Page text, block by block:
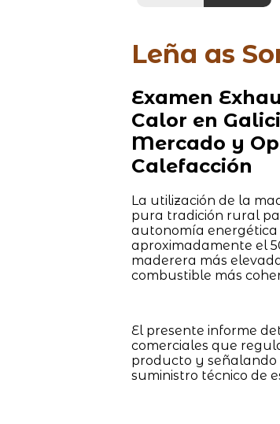
Leña as
Examen
Calor en
Mercado y
Calefacción
La utilización de la
pura tradición rural
autonomía energética
aproximadamente el
maderera más
combustible más
El presente informe
comerciales que
producto y señalando
suministro técnico de